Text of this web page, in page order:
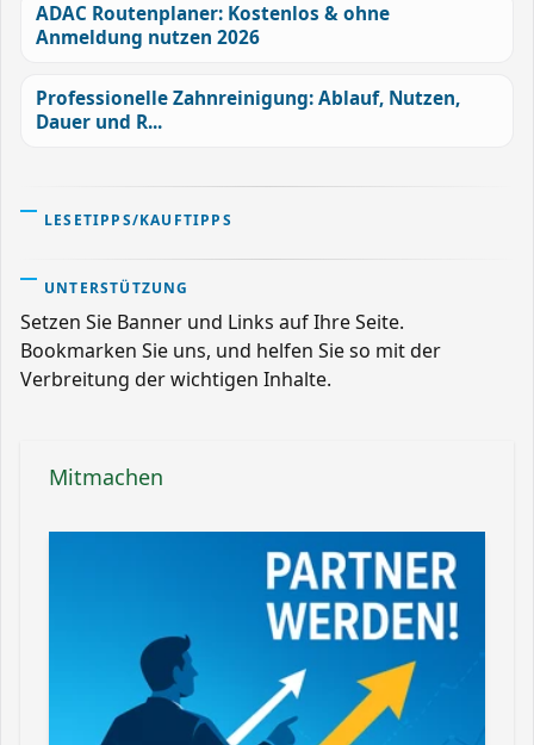
ADAC Routenplaner: Kostenlos & ohne
Anmeldung nutzen 2026
Professionelle Zahnreinigung: Ablauf, Nutzen,
Dauer und R...
LESETIPPS/KAUFTIPPS
UNTERSTÜTZUNG
Setzen Sie Banner und Links auf Ihre Seite.
Bookmarken Sie uns, und helfen Sie so mit der
Verbreitung der wichtigen Inhalte.
Mitmachen